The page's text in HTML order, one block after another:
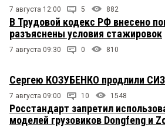
7 августа 12:00 5 882
В Трудовой кодекс РФ внесено
разъяснены условия стажировок
7 августа 09:30 0 810
Сергею КОЗУБЕНКО продлили
7 августа 09:00 10 1548
Росстандарт запретил
моделей грузовиков Dongfeng и